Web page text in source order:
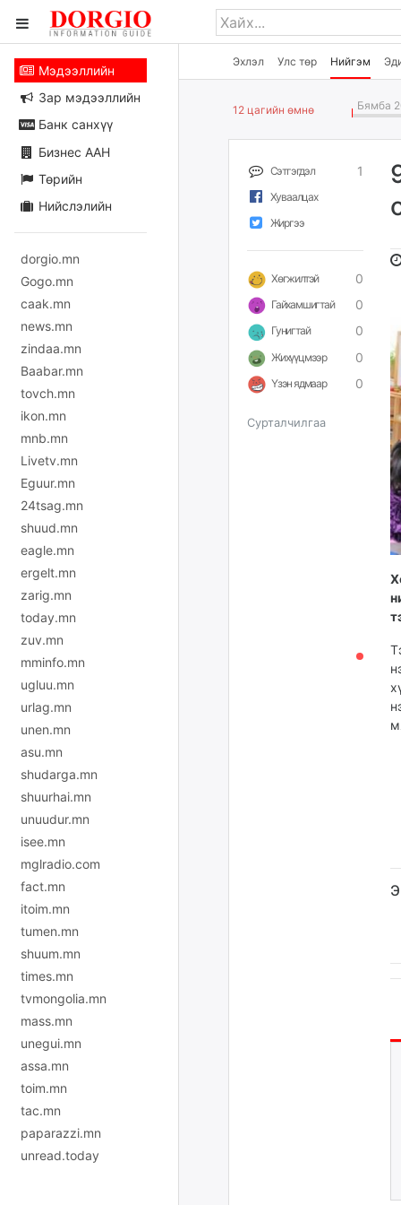
Эхлэл Улс төр Нийгэм
Мэдээллийн
Зар мэдээллийн
Банк санхүү
Бизнес ААН
Төрийн
Нийслэлийн
dorgio.mn
Gogo.mn
caak.mn
news.mn
zindaa.mn
Baabar.mn
tovch.mn
ikon.mn
mnb.mn
Livetv.mn
Eguur.mn
24tsag.mn
shuud.mn
eagle.mn
ergelt.mn
zarig.mn
today.mn
zuv.mn
mminfo.mn
ugluu.mn
urlag.mn
unen.mn
asu.mn
shudarga.mn
shuurhai.mn
unuudur.mn
isee.mn
mglradio.com
fact.mn
itoim.mn
tumen.mn
shuum.mn
times.mn
tvmongolia.mn
mass.mn
unegui.mn
assa.mn
toim.mn
tac.mn
paparazzi.mn
unread.today
12 цагийн өмнө Бямба
Сэтгэгдэл 1
Хуваалцах
Жиргээ
Хөгжилтэй 0
Гайхамшигтай 0
Гунигтай 0
Жихүүцмээр 0
Үзэн ядмаар 0
Сурталчилгаа